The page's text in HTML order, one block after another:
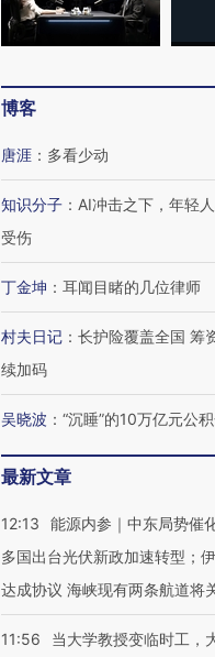
博客
唐涯 ： 多看少动
知识分子 ： AI冲击之下，年轻
受伤
丁金坤 ： 耳闻目睹的几位律师
村夫日记 ： 长护险覆盖全国 筹
续加码
吴晓波 ： “沉睡”的10万亿元公
最新文章
12:13
能源内参｜中东局势催
多国出台光伏新政加速转型；
达成协议 海峡现有两条航道将
11:56 当大学教授变临时工，